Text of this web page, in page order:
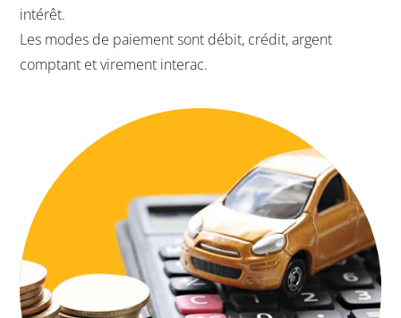
intérêt.
Les modes de paiement sont débit, crédit, argent
comptant et virement interac.